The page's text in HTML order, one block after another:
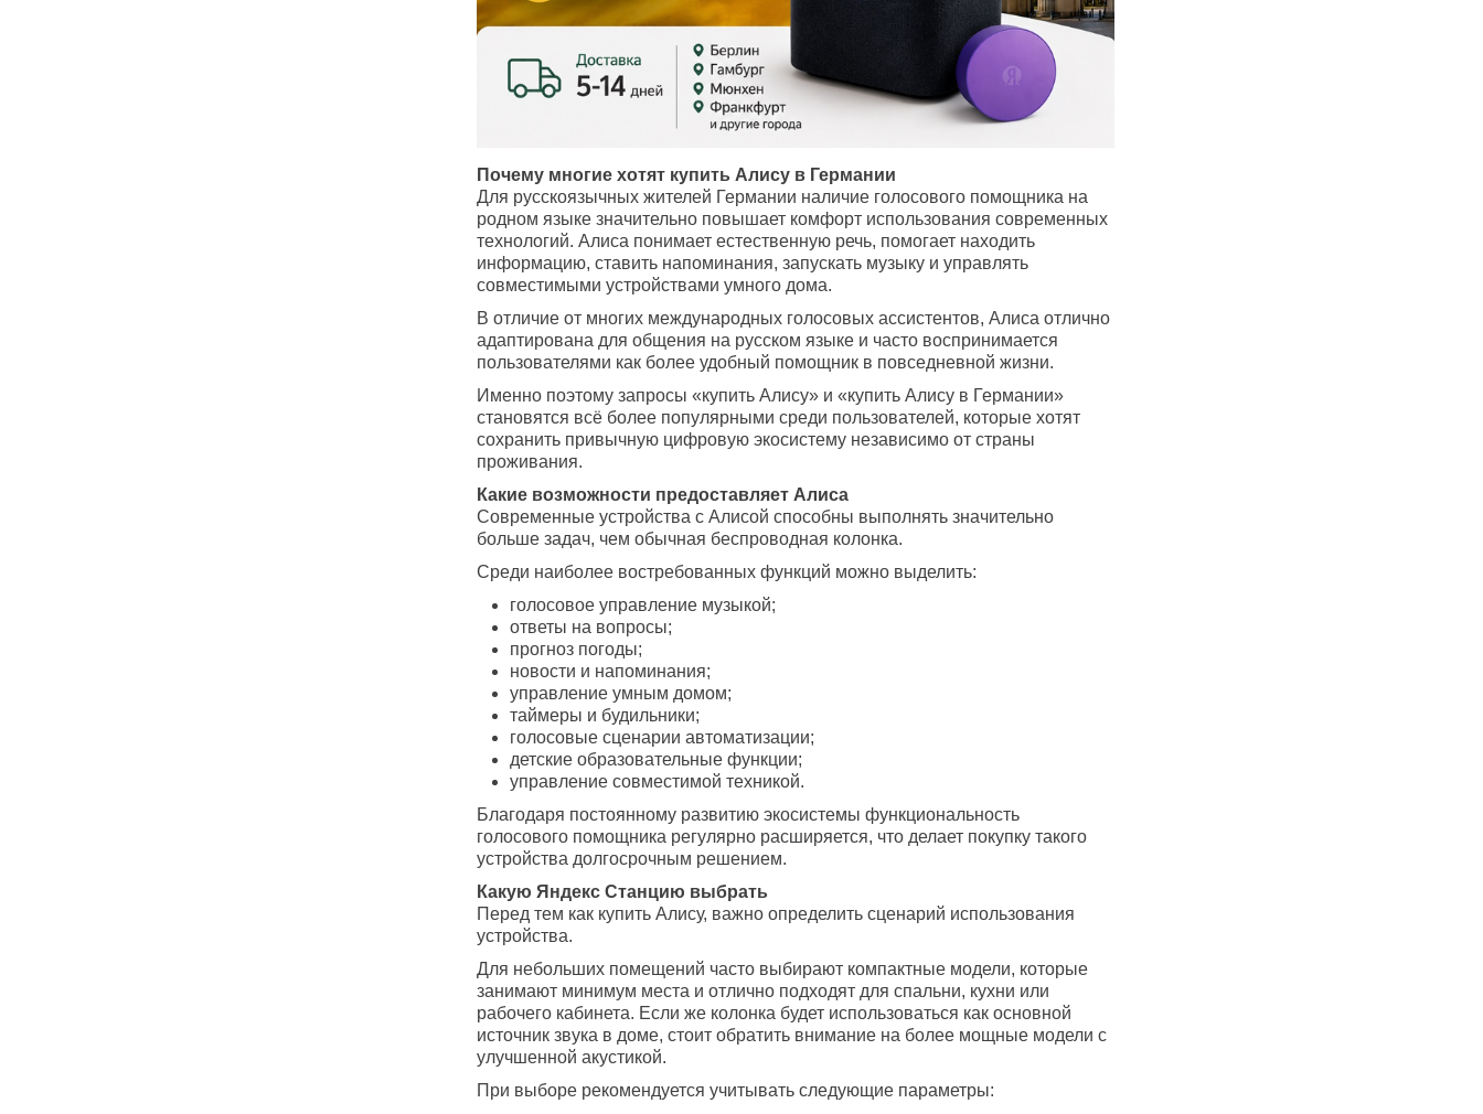
Почему многие хотят купить Алису в Германии
Для русскоязычных жителей Германии наличие голосового помощника на
родном языке значительно повышает комфорт использования современных
технологий. Алиса понимает естественную речь, помогает находить
информацию, ставить напоминания, запускать музыку и управлять
совместимыми устройствами умного дома.
В отличие от многих международных голосовых ассистентов, Алиса отлично
адаптирована для общения на русском языке и часто воспринимается
пользователями как более удобный помощник в повседневной жизни.
Именно поэтому запросы «купить Алису» и «купить Алису в Германии»
становятся всё более популярными среди пользователей, которые хотят
сохранить привычную цифровую экосистему независимо от страны
проживания.
Какие возможности предоставляет Алиса
Современные устройства с Алисой способны выполнять значительно
больше задач, чем обычная беспроводная колонка.
Среди наиболее востребованных функций можно выделить:
голосовое управление музыкой;
ответы на вопросы;
прогноз погоды;
новости и напоминания;
управление умным домом;
таймеры и будильники;
голосовые сценарии автоматизации;
детские образовательные функции;
управление совместимой техникой.
Благодаря постоянному развитию экосистемы функциональность
голосового помощника регулярно расширяется, что делает покупку такого
устройства долгосрочным решением.
Какую Яндекс Станцию выбрать
Перед тем как купить Алису, важно определить сценарий использования
устройства.
Для небольших помещений часто выбирают компактные модели, которые
занимают минимум места и отлично подходят для спальни, кухни или
рабочего кабинета. Если же колонка будет использоваться как основной
источник звука в доме, стоит обратить внимание на более мощные модели с
улучшенной акустикой.
При выборе рекомендуется учитывать следующие параметры: